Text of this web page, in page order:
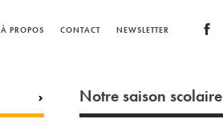
À PROPOS CONTACT NEWSLETTER
Notre saison scolaire